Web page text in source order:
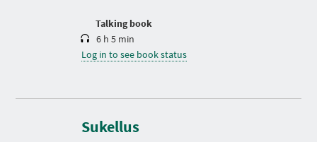
Talking book
6 h 5 min
Log in to see book status
Sukellus
D
r
a